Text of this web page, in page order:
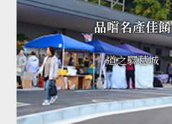
品嚐名產佳餚
道之驛葛城